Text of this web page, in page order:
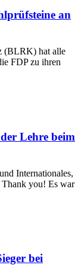
an
(BLRK) hat alle
FDP zu ihren
Lehre beim
Internationales,
Thank you! Es war
bei